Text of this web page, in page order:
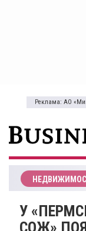
Реклама: АО
У
СОЖ»